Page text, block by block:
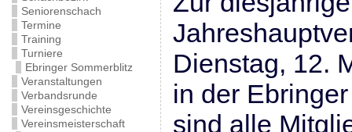
Seniorenschach
Termine
Training
Turniere
Ebringer Sommerblitz
Veranstaltungen
Verbandsrunde
Vereinsgeschichte
Vereinsmeisterschaft
Dienstag, 12.
in der
sind alle